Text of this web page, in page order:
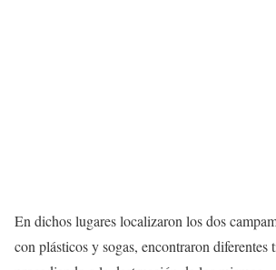
En dichos lugares localizaron los dos
con plásticos y sogas, encontraron diferentes